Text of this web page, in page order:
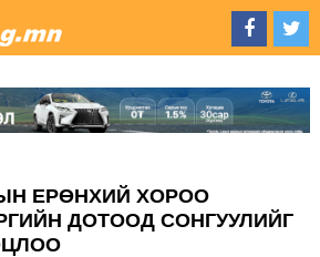
ЕРӨНХИЙ ХОРОО
ДОТООД СОНГУУЛИЙГ